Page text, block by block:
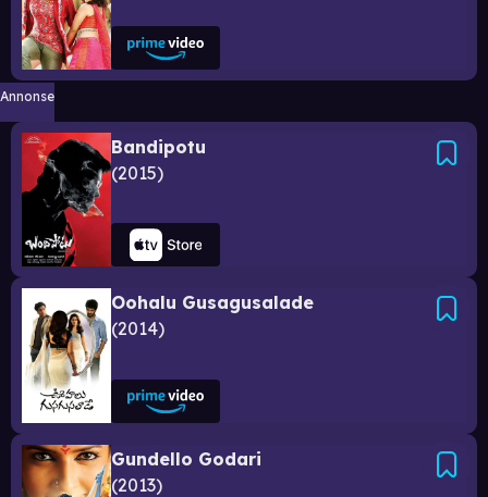
Annonse
Bandipotu
2015
Oohalu Gusagusalade
2014
Gundello Godari
2013